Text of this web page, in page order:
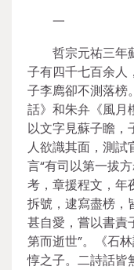
一
哲宗元祐三年
子有四千七百余人
子李廌卻不測落榜
話》和朱弁《風月
以文字見蘇子瞻，
人欲識其面，測試
言“有司以第一拔
考，章援程文，年
拆號，逮寫盡榜，
甚自愛，嘗以書責
第而逝世”。《石
惇之子。二詩話皆